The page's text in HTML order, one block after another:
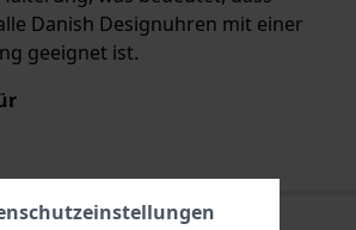
Danish Designuhren mit einer
geeignet ist.